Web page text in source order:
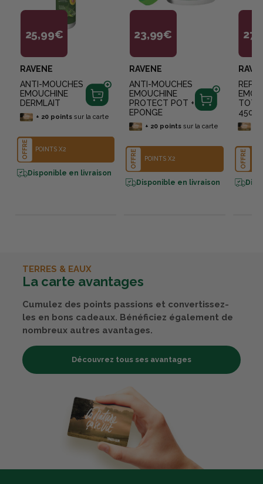
25,99€
RAVENE
ANTI-MOUCHES
EMOUCHINE
DERMLAIT
+ 20 points sur la carte
OFFRE POINTS X2
Disponible en livraison
23,99€
RAVENE
ANTI-MOUCHES
EMOUCHINE
PROTECT POT +
EPONGE
+ 20pointssur la carte
OFFRE POINTS X2
Disponible en livraison
OFFRE
TERRES & EAUX
La carte avantages
Cumulez des points passions et convertissez-
les en bons cadeaux. Bénéficiez également de
nombreux autres avantages.
Découvrez tous ses avantages